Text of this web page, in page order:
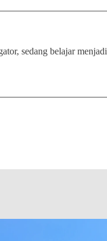
sedang belajar menjadi